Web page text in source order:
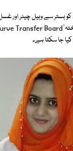
کو بستر سے وہیل چیئر
جا سکتا ہے۔